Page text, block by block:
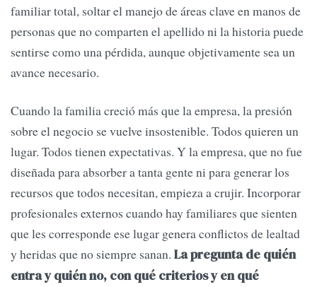
familiar total, soltar el manejo de áreas clave en manos de
personas que no comparten el apellido ni la historia puede
sentirse como una pérdida, aunque objetivamente sea un
avance necesario.
Cuando la familia creció más que la empresa, la presión
sobre el negocio se vuelve insostenible. Todos quieren un
lugar. Todos tienen expectativas. Y la empresa, que no fue
diseñada para absorber a tanta gente ni para generar los
recursos que todos necesitan, empieza a crujir. Incorporar
profesionales externos cuando hay familiares que sienten
que les corresponde ese lugar genera conflictos de lealtad
y heridas que no siempre sanan. La pregunta de quién
entra y quién no, con qué criterios y en qué